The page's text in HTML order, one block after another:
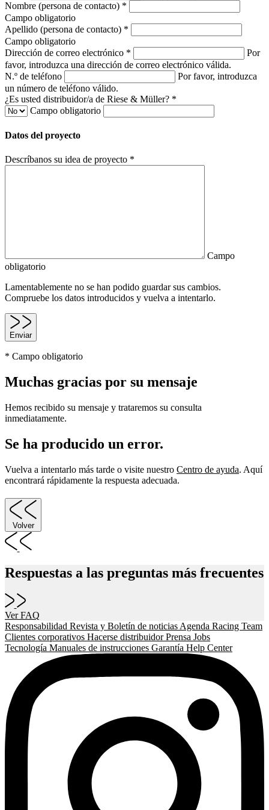
Nombre (persona de contacto) *
Campo obligatorio
Apellido (persona de contacto) *
Campo obligatorio
Dirección de correo electrónico *
Por
favor, introduzca una dirección de correo electrónico válida.
N.º de teléfono
Por favor, introduzca
un número de teléfono válido.
¿Es usted distribuidor/a de Riese & Müller? *
Campo obligatorio
Datos del proyecto
Descríbanos su idea de proyecto *
Campo
obligatorio
Lamentablemente no se han podido guardar sus cambios.
Compruebe los datos introducidos y vuelva a intentarlo.
Enviar
* Campo obligatorio
Muchas gracias por su mensaje
Hemos recibido su mensaje y trataremos su consulta
inmediatamente.
Se ha producido un error.
Vuelva a intentarlo más tarde o visite nuestro Centro de ayuda. Aquí
encontrará rápidamente la respuesta adecuada.
Volver
Respuestas a las preguntas más frecuentes
Ver FAQ
Responsabilidad Revista y Boletín de noticias Agenda Racing Team
Clientes corporativos Hacerse distribuidorPrensa Jobs
Tecnología Manuales de instrucciones Garantía Help Center